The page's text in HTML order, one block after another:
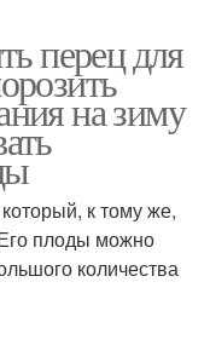
перец для
на зиму
к тому же,
плоды можно
количества